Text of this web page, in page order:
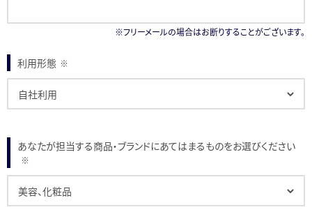
※フリーメールの場合はお断りすることがございます。
利用形態 ※
あなたが担当する商品・ブランドにあてはまるものをお選びください
※